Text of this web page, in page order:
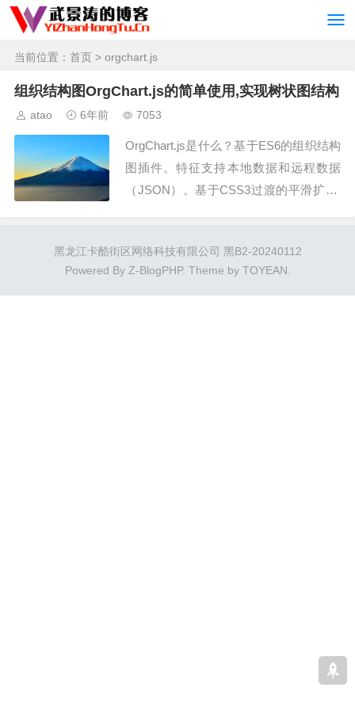
当前位置： 首页 > orgchart.js
组织结构图OrgChart.js的简单使用,实现树状图结构
atao 6年前 7053
OrgChart.js是什么？基于ES6的组织结构
图插件。特征支持本地数据和远程数据
（JSON）。基于CSS3过渡的平滑扩展/
户...
黑龙江卡酷街区网络科技有限公司 黑B2-20240112
Powered By Z-BlogPHP. Theme by TOYEAN